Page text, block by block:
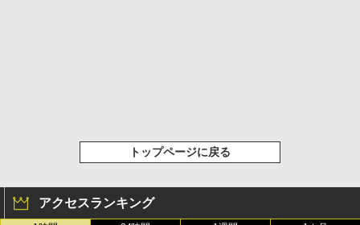
トップページに戻る
アクセスランキング